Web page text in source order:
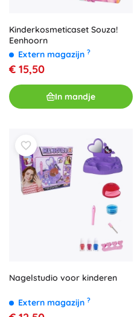
Kinderkosmeticaset Souza!
Eenhoorn
Extern magazijn ?
€ 15,50
In mandje
Nagelstudio voor kinderen
Extern magazijn ?